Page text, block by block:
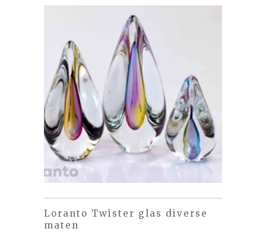
Loranto Twister glas diverse
maten